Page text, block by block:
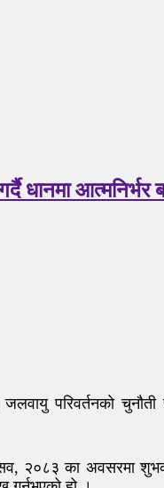
धानमा
परिवर्तनको
२०८३ का अवसरमा